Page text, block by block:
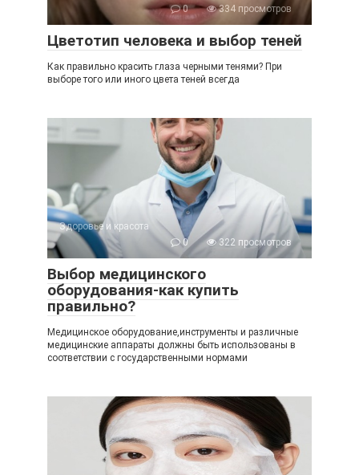
0
334 просмотров
Цветотип человека и выбор теней
Как правильно красить глаза черными тенями? При
выборе того или иного цвета теней всегда
Здоровье и красота
0
322 просмотров
Выбор медицинского
оборудования-как купить
правильно?
Медицинское оборудование,инструменты и различные
медицинские аппараты должны быть использованы в
соответствии с государственными нормами